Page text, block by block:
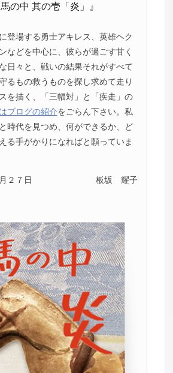
馬の中 其の壱「炎」』
登場する勇士アキレス、英雄ヘク
などを中心に、彼らが過ごす甘く
日々と、戦いの結果それがすべて
るもの救うものを探し求めて走り
を描く、「三幅対」と「疾走」の
ブログの紹介をごらん下さい。私
時代を見つめ、何ができるか、ど
る手がかりになればと願っていま
２７日 板坂 耀子